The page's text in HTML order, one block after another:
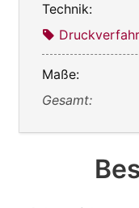
Technik:
Maße:
Gesamt: